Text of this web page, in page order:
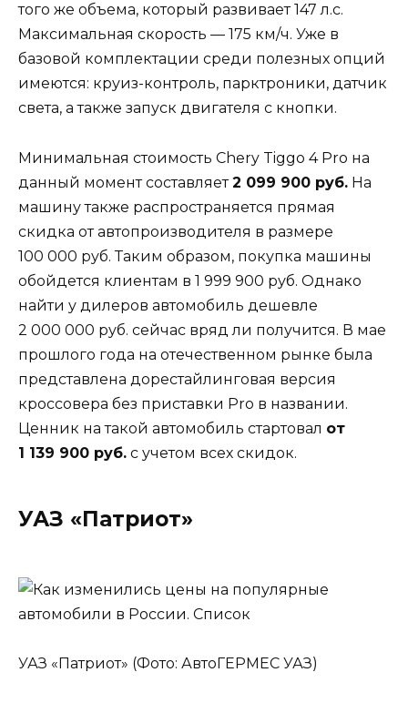
того же объема, который развивает 147 л.с.
Максимальная скорость — 175 км/ч. Уже в
базовой комплектации среди полезных опций
имеются: круиз-контроль, парктроники, датчик
света, а также запуск двигателя с кнопки.
Минимальная стоимость Chery Tiggo 4 Pro на
данный момент составляет2 099 900 руб. На
машину также распространяется прямая
скидка от автопроизводителя в размере
100 000 руб. Таким образом, покупка машины
обойдется клиентам в 1 999 900 руб. Однако
найти у дилеров автомобиль дешевле
2 000 000 руб. сейчас вряд ли получится. В мае
прошлого года на отечественном рынке была
представлена дорестайлинговая версия
кроссовера без приставки Pro в названии.
Ценник на такой автомобиль стартовал от
1 139 900 руб. с учетом всех скидок.
УАЗ «Патриот»
УАЗ «Патриот» (Фото: АвтоГЕРМЕС УАЗ)